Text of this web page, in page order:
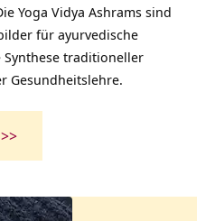
Yoga Vidya Ashrams sind
für ayurvedische
Synthese traditioneller
Gesundheitslehre.